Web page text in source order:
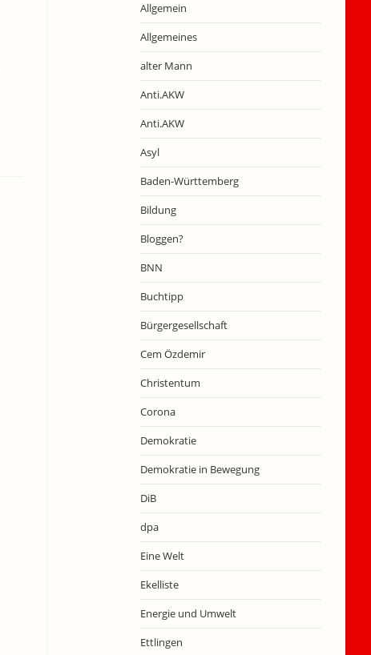
Allgemein
Allgemeines
alter Mann
Anti.AKW
Anti.AKW
Asyl
Baden-Württemberg
Bildung
Bloggen?
BNN
Buchtipp
Bürgergesellschaft
Cem Özdemir
Christentum
Corona
Demokratie
Demokratie in Bewegung
DiB
dpa
Eine Welt
Ekelliste
Energie und Umwelt
Ettlingen